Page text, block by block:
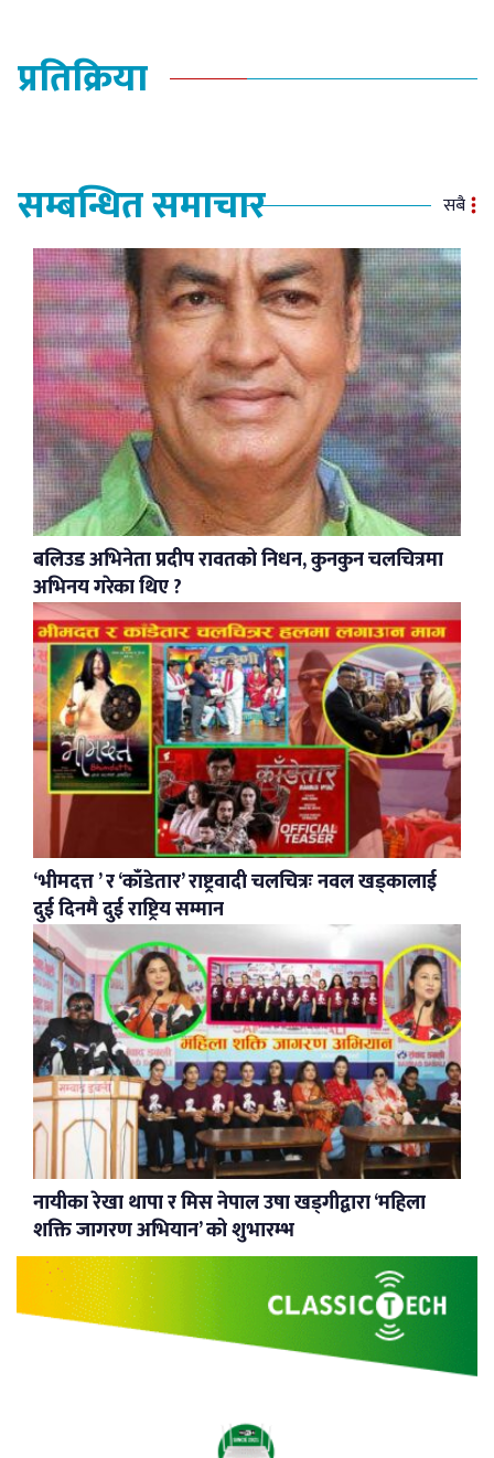
प्रतिक्रिया
सम्बन्धित समाचार सबै
बलिउड अभिनेता प्रदीप रावतको निधन, कुनकुन चलचित्रमा
अभिनय गरेका थिए ?
‘भीमदत्त ’ र ‘काँडेतार’ राष्ट्रवादी चलचित्रः नवल खड्कालाई
दुई दिनमै दुई राष्ट्रिय सम्मान
नायीका रेखा थापा र मिस नेपाल उषा खड्गीद्वारा ‘महिला
शक्ति जागरण अभियान’ को शुभारम्भ